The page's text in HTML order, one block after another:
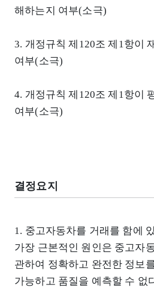
해하는지 여부(소극)
3. 개정규칙 제120조 제1항이
여부(소극)
4. 개정규칙 제120조 제1항이
여부(소극)
결정요지
1. 중고자동차를 거래를 함에
가장 근본적인 원인은 중고자
관하여 정확하고 완전한 정보
가능하고 품질을 예측할 수 없